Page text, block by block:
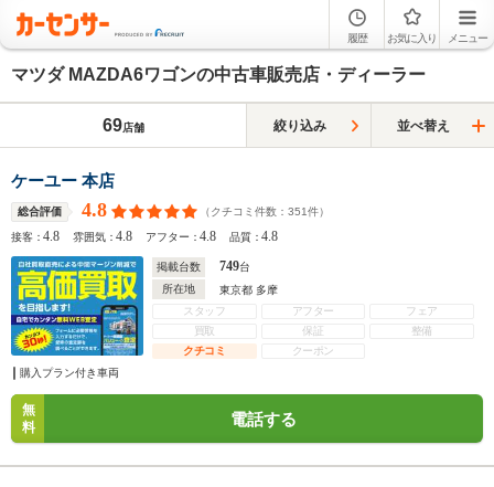
履歴 お気に入り メニュー
マツダ MAZDA6ワゴンの中古車販売店・ディーラー
69店舗 絞り込み 並べ替え
ケーユー 本店
総合評価 4.8 （クチコミ件数： 351件）
接客：4.8 雰囲気：4.8 アフター：4.8 品質：4.8
掲載台数 749台
所在地
東京都 多摩
スタッフ
アフター
フェア
買取
保証
整備
クチコミ
クーポン
購入プラン付き車両
無
料
電話する